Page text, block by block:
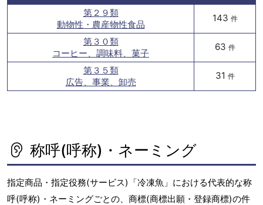
第２９類
動物性・農産物性食品
143 件
第３０類
コーヒー、調味料、菓子
63 件
第３５類
広告、事業、卸売
31 件
称呼(呼称)・ネーミング
指定商品・指定役務(サービス)「冷凍魚」における代表的な称
呼(呼称)・ネーミングごとの、商標(商標出願・登録商標)の件